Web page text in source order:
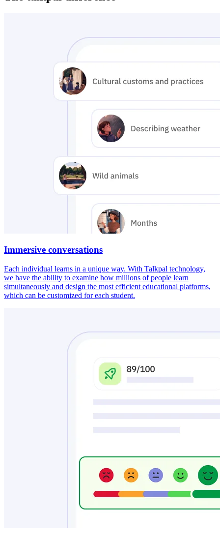
Immersive conversations
Each individual learns in a unique way. With Talkpal technology,
we have the ability to examine how millions of people learn
simultaneously and design the most efficient educational platforms,
which can be customized for each student.